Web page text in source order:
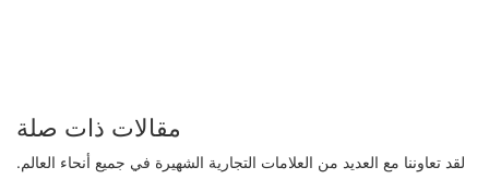
مقالات ذات صلة
لقد تعاوننا مع العديد من العلامات التجارية الشهيرة في جميع أنحاء العالم.